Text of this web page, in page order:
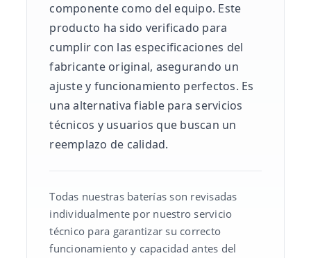
componente como del equipo. Este
producto ha sido verificado para
cumplir con las especificaciones del
fabricante original, asegurando un
ajuste y funcionamiento perfectos. Es
una alternativa fiable para servicios
técnicos y usuarios que buscan un
reemplazo de calidad.
Todas nuestras baterías son revisadas
individualmente por nuestro servicio
técnico para garantizar su correcto
funcionamiento y capacidad antes del